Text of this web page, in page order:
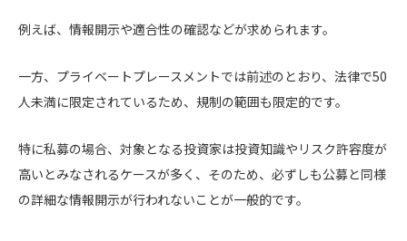
例えば、情報開示や適合性の確認などが求められます。
一方、プライベートプレースメントでは前述のとおり、法律で50
人未満に限定されているため、規制の範囲も限定的です。
特に私募の場合、対象となる投資家は投資知識やリスク許容度が
高いとみなされるケースが多く、そのため、必ずしも公募と同様
の詳細な情報開示が行われないことが一般的です。